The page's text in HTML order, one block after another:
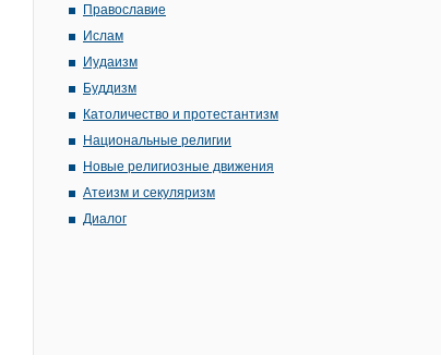
Православие
Ислам
Иудаизм
Буддизм
Католичество и протестантизм
Национальные религии
Новые религиозные движения
Атеизм и секуляризм
Диалог